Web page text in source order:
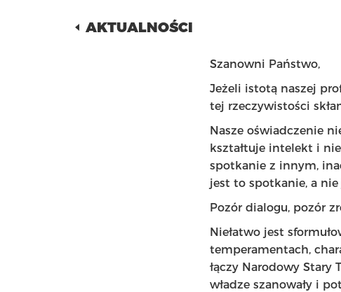
AKTUALNOŚCI
Szanowni Państwo,
Jeżeli istotą naszej
tej rzeczywistości
Nasze oświadczenie
kształtuje intelekt i
spotkanie z innym,
jest to spotkanie, a nie
Pozór dialogu, pozór
Niełatwo jest
temperamentach,
łączy Narodowy
władze szanowały i